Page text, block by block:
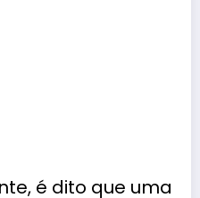
é dito que uma